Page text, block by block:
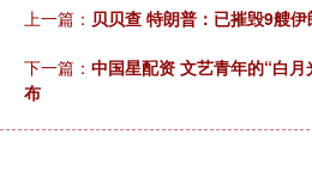
上一篇： 贝贝查 特朗普：已摧毁9艘
下一篇： 中国星配资 文艺青年的“白
布